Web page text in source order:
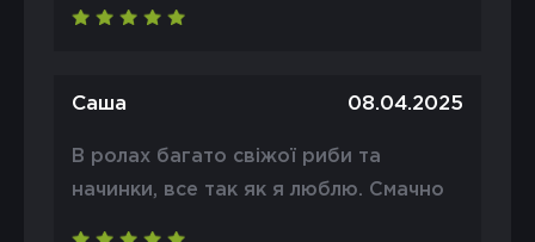
Саша 08.04.2025
В ролах багато свіжої риби та
начинки, все так як я люблю. Смачно